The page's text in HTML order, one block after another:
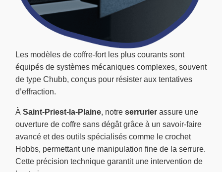
Les modèles de coffre-fort les plus courants sont
équipés de systèmes mécaniques complexes, souvent
de type Chubb, conçus pour résister aux tentatives
d’effraction.
À Saint-Priest-la-Plaine, notre serrurier assure une
ouverture de coffre sans dégât grâce à un savoir-faire
avancé et des outils spécialisés comme le crochet
Hobbs, permettant une manipulation fine de la serrure.
Cette précision technique garantit une intervention de